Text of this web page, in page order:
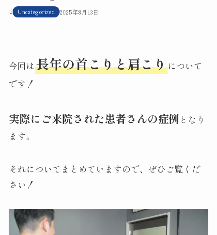
Uncategorized 2025年8月13日
今回は長年の首こりと肩こりについて
です！
実際にご来院された患者さんの症例 となり
ます。
それについてまとめていますので、ぜひご覧くだ
さい！